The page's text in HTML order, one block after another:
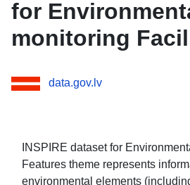
for
monitoring
data.gov.lv
INSPIRE dataset for
Features theme represents
environmental elements